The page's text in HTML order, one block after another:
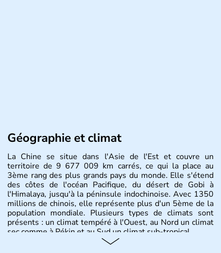
Géographie et climat
La Chine se situe dans l'Asie de l'Est et couvre un
territoire de 9 677 009 km carrés, ce qui la place au
3ème rang des plus grands pays du monde. Elle s'étend
des côtes de l'océan Pacifique, du désert de Gobi à
l'Himalaya, jusqu'à la péninsule indochinoise. Avec 1350
millions de chinois, elle représente plus d'un 5ème de la
population mondiale. Plusieurs types de climats sont
présents : un climat tempéré à l'Ouest, au Nord un climat
sec comme à Pékin et au Sud un climat sub-tropical.